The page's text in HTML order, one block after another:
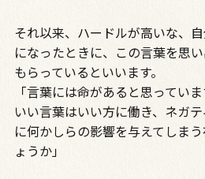
それ以来、ハードルが高いな、
になったときに、この言葉を思
もらっているといいます。
「言葉には命があると思ってい
いい言葉はいい方に働き、ネガ
に何かしらの影響を与えてしま
ょうか」